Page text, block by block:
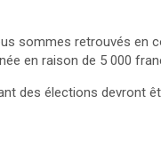
sommes retrouvés en
en raison de 5 000
des élections devront